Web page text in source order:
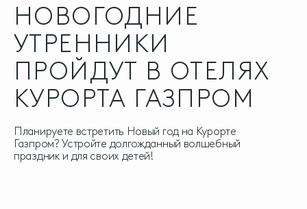
НОВОГОДНИЕ
УТРЕННИКИ
ПРОЙДУТ В ОТЕЛЯХ
КУРОРТА ГАЗПРОМ
Планируете встретить Новый год на Курорте
Газпром? Устройте долгожданный волшебный
праздник и для своих детей!